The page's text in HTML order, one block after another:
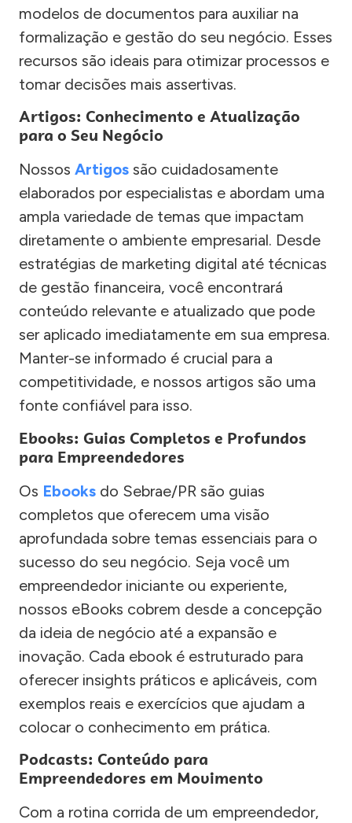
modelos de documentos para auxiliar na
formalização e gestão do seu negócio. Esses
recursos são ideais para otimizar processos e
tomar decisões mais assertivas.
Artigos: Conhecimento e Atualização
para o Seu Negócio
Nossos Artigos são cuidadosamente
elaborados por especialistas e abordam uma
ampla variedade de temas que impactam
diretamente o ambiente empresarial. Desde
estratégias de marketing digital até técnicas
de gestão financeira, você encontrará
conteúdo relevante e atualizado que pode
ser aplicado imediatamente em sua empresa.
Manter-se informado é crucial para a
competitividade, e nossos artigos são uma
fonte confiável para isso.
Ebooks: Guias Completos e Profundos
para Empreendedores
Os Ebooks do Sebrae/PR são guias
completos que oferecem uma visão
aprofundada sobre temas essenciais para o
sucesso do seu negócio. Seja você um
empreendedor iniciante ou experiente,
nossos eBooks cobrem desde a concepção
da ideia de negócio até a expansão e
inovação. Cada ebook é estruturado para
oferecer insights práticos e aplicáveis, com
exemplos reais e exercícios que ajudam a
colocar o conhecimento em prática.
Podcasts: Conteúdo para
Empreendedores em Movimento
Com a rotina corrida de um empreendedor,